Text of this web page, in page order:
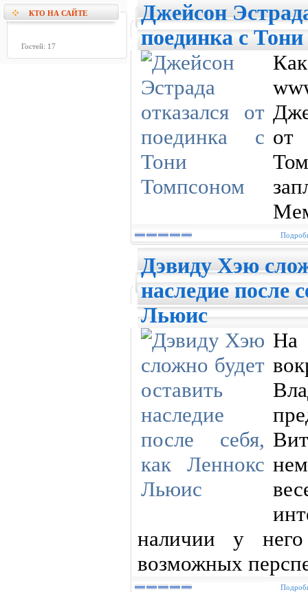
КТО НА САЙТЕ
Гостей: 17
Джейсон
поединка с
от
Дэвиду Хэю
наследие после
Льюис
На
наличии у
возможных